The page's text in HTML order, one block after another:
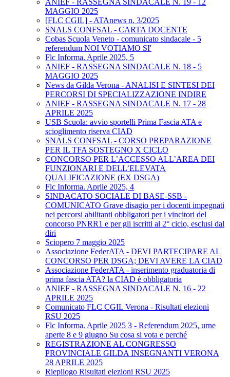
ANIEF - RASSEGNA SINDACALE N. 19 - 12
MAGGIO 2025
[FLC CGIL] - ATAnews n. 3/2025
SNALS CONFSAL - CARTA DOCENTE
Cobas Scuola Veneto - comunicato sindacale - 5
referendum NOI VOTIAMO SI'
Flc Informa. Aprile 2025, 5
ANIEF - RASSEGNA SINDACALE N. 18 - 5
MAGGIO 2025
News da Gilda Verona - ANALISI E SINTESI DEI
PERCORSI DI SPECIALIZZAZIONE INDIRE
ANIEF - RASSEGNA SINDACALE N. 17 - 28
APRILE 2025
USB Scuola: avvio sportelli Prima Fascia ATA e
scioglimento riserva CIAD
SNALS CONFSAL - CORSO PREPARAZIONE
PER IL TFA SOSTEGNO X CICLO
CONCORSO PER L’ACCESSO ALL’AREA DEI
FUNZIONARI E DELL’ELEVATA
QUALIFICAZIONE (EX DSGA)
Flc Informa. Aprile 2025, 4
SINDACATO SOCIALE DI BASE-SSB -
COMUNICATO Grave disagio per i docenti impegnati
nei percorsi abilitanti obbligatori per i vincitori del
concorso PNRR1 e per gli iscritti al 2° ciclo, esclusi dal
diri
Sciopero 7 maggio 2025
Associazione FederATA - DEVI PARTECIPARE AL
CONCORSO PER DSGA; DEVI AVERE LA CIAD
Associazione FederATA - inserimento graduatoria di
prima fascia ATA? la CIAD è obbligatoria
ANIEF - RASSEGNA SINDACALE N. 16 - 22
APRILE 2025
Comunicato FLC CGIL Verona - Risultati elezioni
RSU 2025
Flc Informa. Aprile 2025 3 - Referendum 2025, urne
aperte 8 e 9 giugno Su cosa si vota e perché
REGISTRAZIONE AL CONGRESSO
PROVINCIALE GILDA INSEGNANTI VERONA
28 APRILE 2025
Riepilogo Risultati elezioni RSU 2025